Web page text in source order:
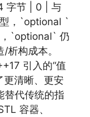
字节 | 0 | 与
，`optional `
，`optional` 仍
析构成本。
引入的“值
更清晰、更安
替代传统的指
容器、